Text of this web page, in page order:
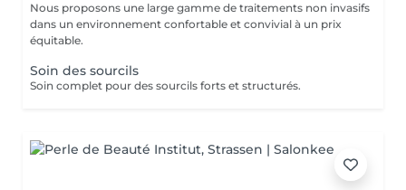
Nous proposons une large gamme de traitements non invasifs
dans un environnement confortable et convivial à un prix
équitable.
Soin des sourcils
Soin complet pour des sourcils forts et structurés.